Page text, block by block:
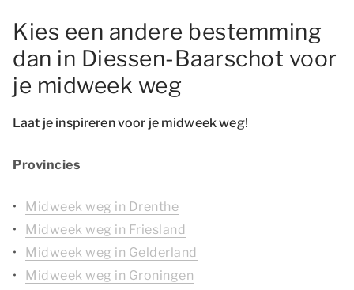
Kies een andere bestemming
dan in Diessen-Baarschot voor
je midweek weg
Laat je inspireren voor je midweek weg!
Provincies
Midweek weg in Drenthe
Midweek weg in Friesland
Midweek weg in Gelderland
Midweek weg in Groningen